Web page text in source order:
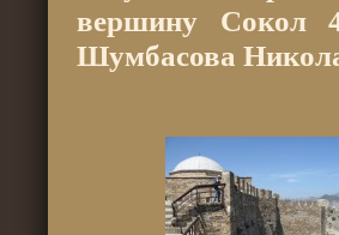
вершину Сокол
Шумбасова